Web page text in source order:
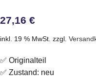
27,16 €
inkl. 19 % MwSt. zzgl.
✅ Originalteil
✅ Zustand: neu